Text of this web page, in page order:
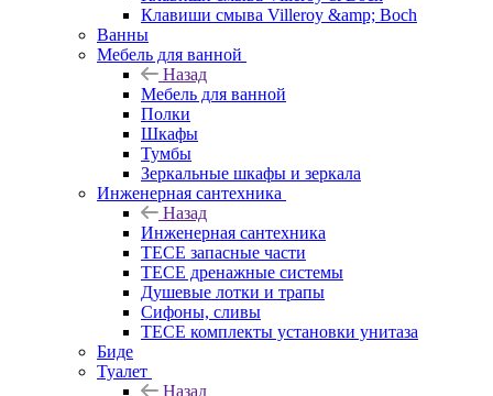
Клавиши смыва Villeroy &amp; Boch
Ванны
Мебель для ванной
Назад
Мебель для ванной
Полки
Шкафы
Тумбы
Зеркальные шкафы и зеркала
Инженерная сантехника
Назад
Инженерная сантехника
TECE запасные части
TECE дренажные системы
Душевые лотки и трапы
Сифоны, сливы
TECE комплекты установки унитаза
Биде
Туалет
Назад